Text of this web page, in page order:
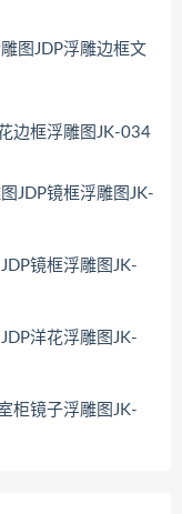
图JDP浮雕边框文
边框浮雕图JK-034
JDP镜框浮雕图JK-
镜框浮雕图JK-
洋花浮雕图JK-
柜镜子浮雕图JK-